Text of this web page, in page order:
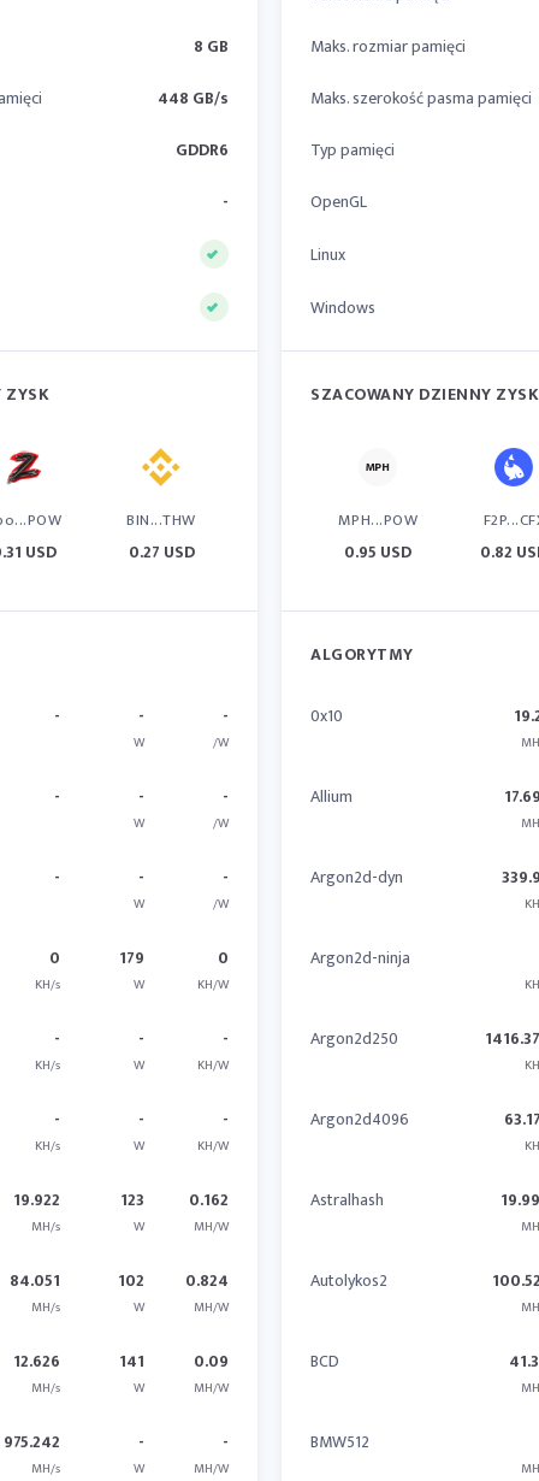
8 GB
448 GB/s
GDDR6
-
ZYSK
USD
BIN...THW
0.27 USD
- -
W
-
/W
- -
W
-
/W
- -
W
-
/W
0
KH/s
179
W
0
KH/W
-
KH/s
-
W
-
KH/W
-
KH/s
-
W
-
KH/W
19.922
MH/s
123
W
0.162
MH/W
84.051
MH/s
102
W
0.824
MH/W
12.626
MH/s
141
W
0.09
MH/W
975.242
MH/s
-
W
-
MH/W
Maks. rozmiar pamięci
Maks. szerokość pasma pamięci
Typ pamięci
OpenGL
Linux
Windows
SZACOWANY DZIENNY ZYSK
MPH...POW
0.95 USD 0.82
ALGORYTMY
0x10
Allium
Argon2d-dyn
Argon2d-ninja
Argon2d250
Argon2d4096
Astralhash
Autolykos2
BCD
BMW512